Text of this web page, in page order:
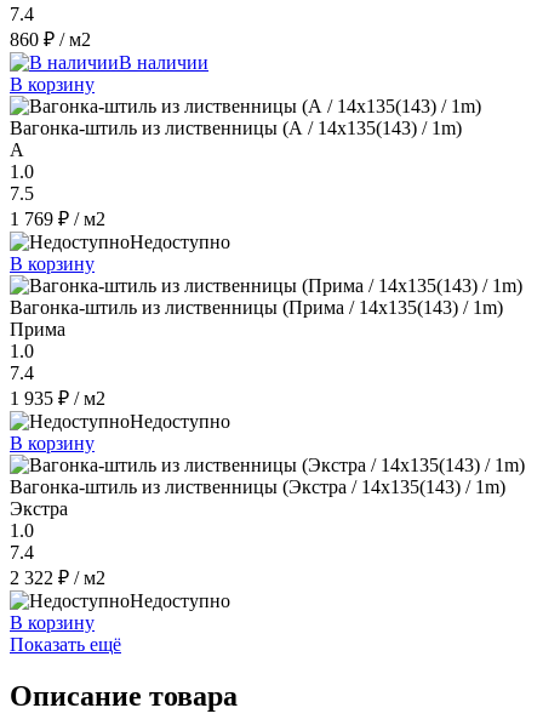
7.4
860 ₽ / м2
В наличии
В корзину
Вагонка-штиль из лиственницы (А / 14x135(143) / 1m)
A
1.0
7.5
1 769 ₽ / м2
Недоступно
В корзину
Вагонка-штиль из лиственницы (Прима / 14x135(143) / 1m)
Прима
1.0
7.4
1 935 ₽ / м2
Недоступно
В корзину
Вагонка-штиль из лиственницы (Экстра / 14x135(143) / 1m)
Экстра
1.0
7.4
2 322 ₽ / м2
Недоступно
В корзину
Показать ещё
Описание товара